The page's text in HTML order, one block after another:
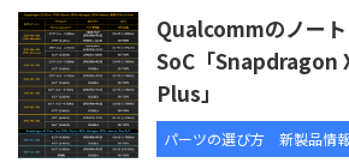
Qualcommのノー
SoC「Snapdragon
Plus」
パーツの選び方 新製品情